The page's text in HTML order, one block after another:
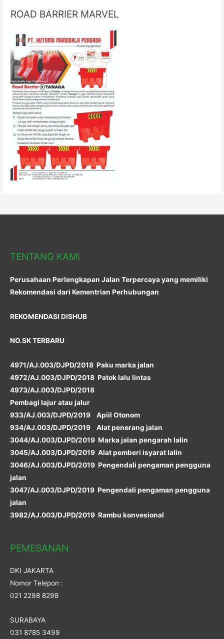
ROAD BARRIER MARVEL
TENTANG KAMI
Perusahaan Perlengkapan Jalan Terpercaya yang memiliki
Rekomendasi dari Kementrian Perhubungan
REKOMENDASI DISHUB
NO.SK TERBARU
4971/AJ.003/DJPD/2018 Paku marka jalan
4972/AJ.003/DJPD/2018 Patok lalu lintas
4973/AJ.003/DJPD/2018
Pembagi lajur atau jalur
933/AJ.003/DJPD/2019 Apiil Otonom
934/AJ.003/DJPD/2019 Alat penerang jalan
3044/AJ.003/DJPD/2019 Marka jalan pengarah lalin
3045/AJ.003/DJPD/2019 Alat pemberi isyarat lalin
3046/AJ.003/DJPD/2019 Pengendali pengaman pengguna
jalan
3047/AJ.003/DJPD/2019 Pengendali pengaman pengguna
jalan
3982/AJ.003/DJPD/2019 Rambu konvesional
PEMESANAN
DKI JAKARTA
Nomor Telepon :
021 2298 8298
SURABAYA
031 8785 3499